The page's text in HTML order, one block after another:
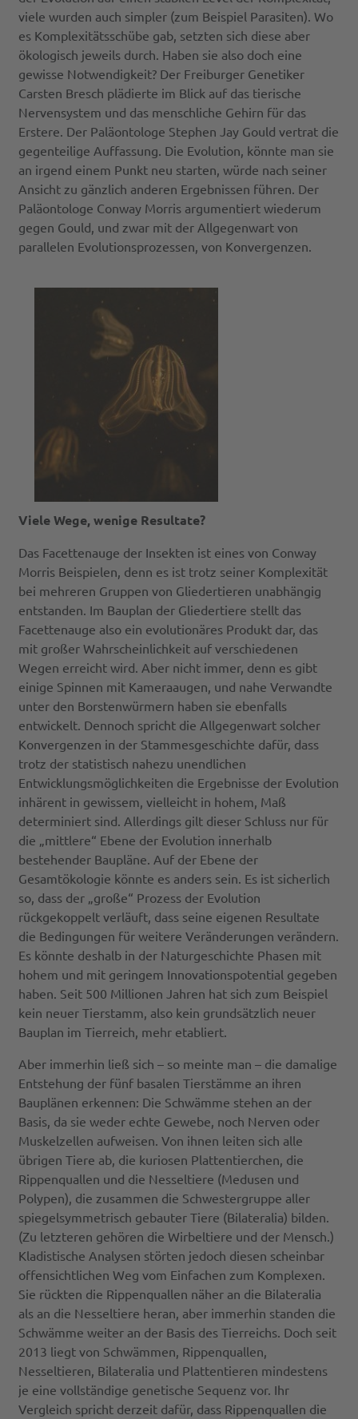
viele wurden auch simpler (zum Beispiel Parasiten). Wo
es Komplexitätsschübe gab, setzten sich diese aber
ökologisch jeweils durch. Haben sie also doch eine
gewisse Notwendigkeit? Der Freiburger Genetiker
Carsten Bresch plädierte im Blick auf das tierische
Nervensystem und das menschliche Gehirn für das
Erstere. Der Paläontologe Stephen Jay Gould vertrat die
gegenteilige Auffassung. Die Evolution, könnte man sie
an irgend einem Punkt neu starten, würde nach seiner
Ansicht zu gänzlich anderen Ergebnissen führen. Der
Paläontologe Conway Morris argumentiert wiederum
gegen Gould, und zwar mit der Allgegenwart von
parallelen Evolutionsprozessen, von Konvergenzen.
Viele Wege, wenige Resultate?
Das Facettenauge der Insekten ist eines von Conway
Morris Beispielen, denn es ist trotz seiner Komplexität
bei mehreren Gruppen von Gliedertieren unabhängig
entstanden. Im Bauplan der Gliedertiere stellt das
Facettenauge also ein evolutionäres Produkt dar, das
mit großer Wahrscheinlichkeit auf verschiedenen
Wegen erreicht wird. Aber nicht immer, denn es gibt
einige Spinnen mit Kameraaugen, und nahe Verwandte
unter den Borstenwürmern haben sie ebenfalls
entwickelt. Dennoch spricht die Allgegenwart solcher
Konvergenzen in der Stammesgeschichte dafür, dass
trotz der statistisch nahezu unendlichen
Entwicklungsmöglichkeiten die Ergebnisse der Evolution
inhärent in gewissem, vielleicht in hohem, Maß
determiniert sind. Allerdings gilt dieser Schluss nur für
die „mittlere“ Ebene der Evolution innerhalb
bestehender Baupläne. Auf der Ebene der
Gesamtökologie könnte es anders sein. Es ist sicherlich
so, dass der „große“ Prozess der Evolution
rückgekoppelt verläuft, dass seine eigenen Resultate
die Bedingungen für weitere Veränderungen verändern.
Es könnte deshalb in der Naturgeschichte Phasen mit
hohem und mit geringem Innovationspotential gegeben
haben. Seit 500 Millionen Jahren hat sich zum Beispiel
kein neuer Tierstamm, also kein grundsätzlich neuer
Bauplan im Tierreich, mehr etabliert.
Aber immerhin ließ sich – so meinte man – die damalige
Entstehung der fünf basalen Tierstämme an ihren
Bauplänen erkennen: Die Schwämme stehen an der
Basis, da sie weder echte Gewebe, noch Nerven oder
Muskelzellen aufweisen. Von ihnen leiten sich alle
übrigen Tiere ab, die kuriosen Plattentierchen, die
Rippenquallen und die Nesseltiere (Medusen und
Polypen), die zusammen die Schwestergruppe aller
spiegelsymmetrisch gebauter Tiere (Bilateralia) bilden.
(Zu letzteren gehören die Wirbeltiere und der Mensch.)
Kladistische Analysen störten jedoch diesen scheinbar
offensichtlichen Weg vom Einfachen zum Komplexen.
Sie rückten die Rippenquallen näher an die Bilateralia
als an die Nesseltiere heran, aber immerhin standen die
Schwämme weiter an der Basis des Tierreichs. Doch seit
2013 liegt von Schwämmen, Rippenquallen,
Nesseltieren, Bilateralia und Plattentieren mindestens
je eine vollständige genetische Sequenz vor. Ihr
Vergleich spricht derzeit dafür, dass Rippenquallen die